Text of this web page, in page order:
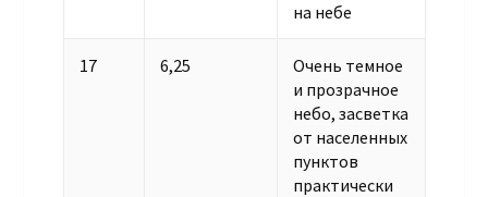
на небе
17 6,25
Очень темное
и прозрачное
небо, засветка
от населенных
пунктов
практически